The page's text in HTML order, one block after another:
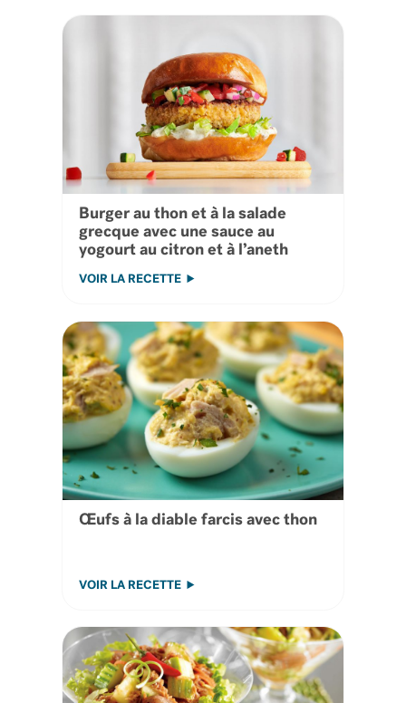
Burger au thon et à la salade
grecque avec une sauce au
yogourt au citron et à l’aneth
VOIR LA RECETTE
Œufs à la diable farcis avec thon
VOIR LA RECETTE